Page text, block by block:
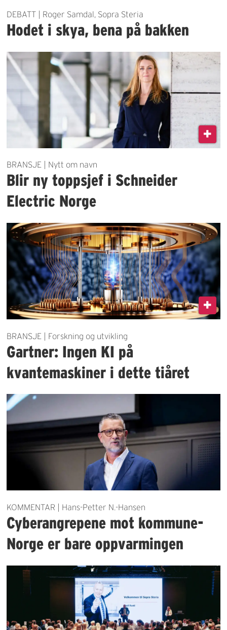
DEBATT | Roger Samdal, Sopra Steria
Hodet i skya, bena på bakken
BRANSJE | Nytt om navn
Blir ny toppsjef i Schneider
Electric Norge
BRANSJE | Forskning og utvikling
Gartner: Ingen KI på
kvantemaskiner i dette tiåret
KOMMENTAR | Hans-Petter N.-Hansen
Cyberangrepene mot kommune-
Norge er bare oppvarmingen